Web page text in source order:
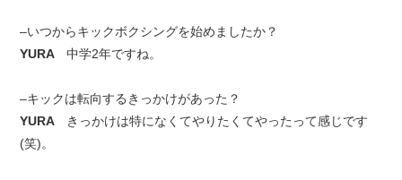
–いつからキックボクシングを始めましたか？
YURA中学2年ですね。
–キックは転向するきっかけがあった？
YURA きっかけは特になくてやりたくてやったって感じです
(笑)。